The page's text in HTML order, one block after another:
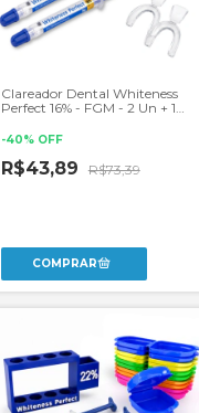
Clareador Dental Whiteness
Perfect 16% - FGM - 2 Un + 1
-40% OFF
R$43,89 R$73,39